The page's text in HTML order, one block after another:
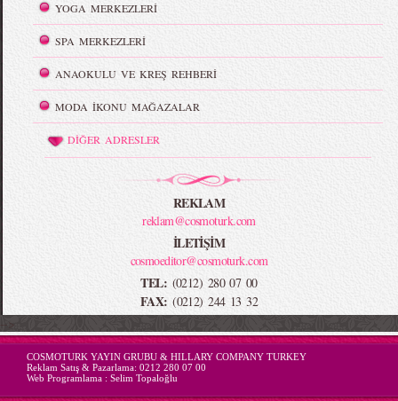
YOGA MERKEZLERİ
SPA MERKEZLERİ
ANAOKULU VE KREŞ REHBERİ
MODA İKONU MAĞAZALAR
DİĞER ADRESLER
REKLAM
reklam@cosmoturk.com
İLETİŞİM
cosmoeditor@cosmoturk.com
TEL: (0212) 280 07 00
FAX: (0212) 244 13 32
-->
COSMOTURK YAYIN GRUBU & HILLARY COMPANY TURKEY
Reklam Satış & Pazarlama: 0212 280 07 00
Web Programlama : Selim Topaloğlu